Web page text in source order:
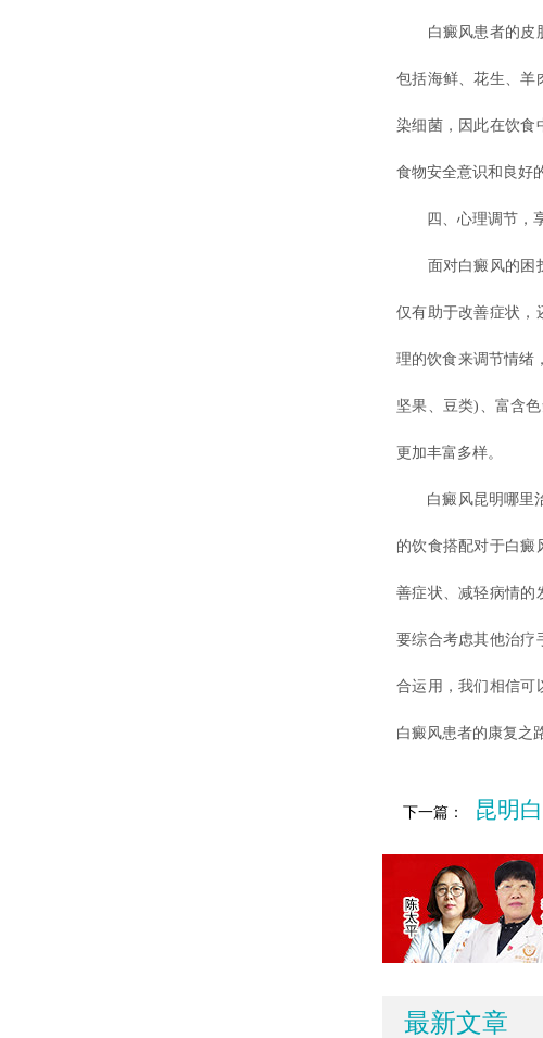
白癜风患者的皮肤
包括海鲜、花生、羊
染细菌，因此在饮食
食物安全意识和良好
四、心理调节，
面对白癜风的困扰
仅有助于改善症状，
理的饮食来调节情绪
坚果、豆类)、富含
更加丰富多样。
白癜风昆明哪里治
的饮食搭配对于白癜
善症状、减轻病情的
要综合考虑其他治疗
合运用，我们相信可
白癜风患者的康复之
下一篇： 昆明
最新文章